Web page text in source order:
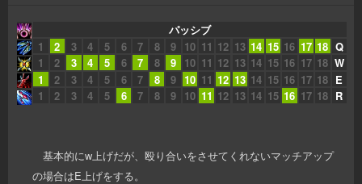
パッシブ
1
2 3 4 5 6 7 8 9 10 11 12 13 14 15 16 17 18 Q
1
2 3 4 5 6 7 8 9 10 11 12 13 14 15 16 17 18 W
1
2 3 4 5 6 7 8 9 10 11 12 13 14 15 16 17 18 E
1
2 3 4 5 6 7 8 9 10 11 12 13 14 15 16 17 18 R
基本的にw上げだが、殴り合いをさせてくれないマッチアップ
の場合はE上げをする。